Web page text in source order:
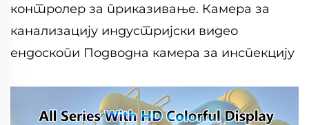
контролер за приказивање. Камера за
канализацију индустријски видео
ендоскопи Подводна камера за инспекцију